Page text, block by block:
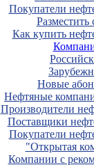
Покупатели
Разместить
Как купить
Новые
Нефтяные
Производители
Поставщики
Покупатели
"Открытая
Компании с